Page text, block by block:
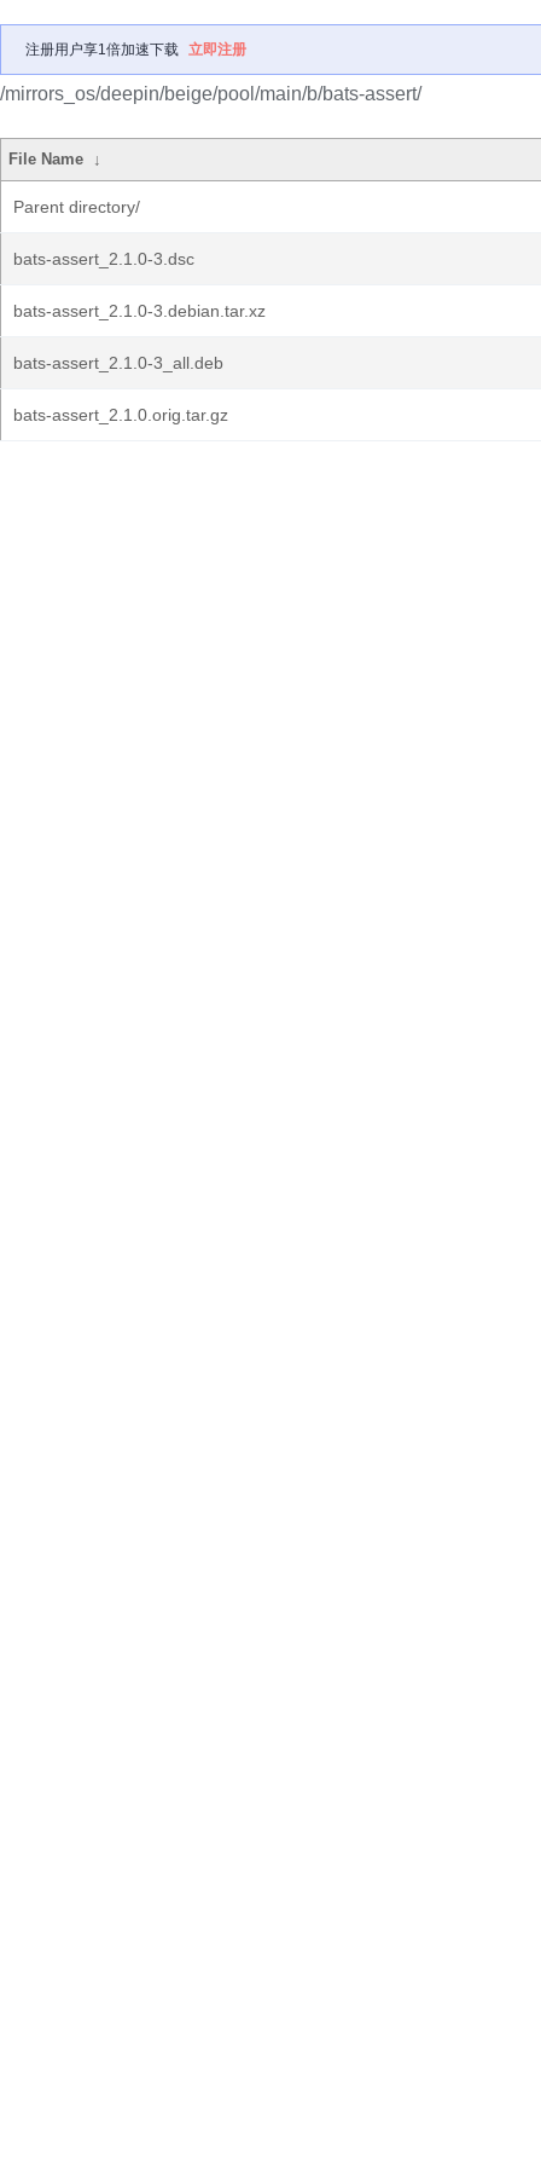
注册用户享1倍加速下载 立即注册
/mirrors_os/deepin/beige/pool/main/b/bats-assert/
File Name ↓
Parent directory/
bats-assert_2.1.0-3.dsc
bats-assert_2.1.0-3.debian.tar.xz
bats-assert_2.1.0-3_all.deb
bats-assert_2.1.0.orig.tar.gz